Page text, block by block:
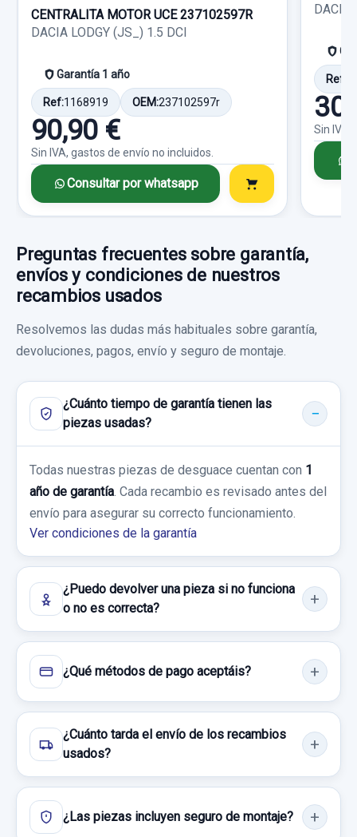
Consultar por whatsapp
ANILLO AIRBAG 8200213173
ANILLO AIRBAG 8200213173 usado.
DACIA LOGAN 1.5 DCI DIESEL CAT
Ref:752757 OEM:8200213173
19,83 €
Sin IVA, gastos de envío no incluidos.
Consultar por whatsapp
23,13 €
Consultar por whatsapp
CENTRALITA MOTOR UCE 237102597R
DACIA LODGY (JS_) 1.5 DCI
Garantía 1 año
Ref:1168919 OEM:237102597r
90,90 €
Sin IVA, gastos de envío no incluidos.
Consultar por whatsapp
DACIA
Ref:
Sin IVA,
Preguntas frecuentes sobre garantía,
envíos y condiciones de nuestros
recambios usados
Resolvemos las dudas más habituales sobre garantía,
devoluciones, pagos, envío y seguro de montaje.
¿Cuánto tiempo de garantía tienen las
piezas usadas?
Todas nuestras piezas de desguace cuentan con 1
año de garantía . Cada recambio es revisado antes del
envío para asegurar su correcto funcionamiento.
Ver condiciones de la garantía
¿Puedo devolver una pieza si no funciona
o no es correcta?
¿Qué métodos de pago aceptáis?
¿Cuánto tarda el envío de los recambios
usados?
¿Las piezas incluyen seguro de montaje?